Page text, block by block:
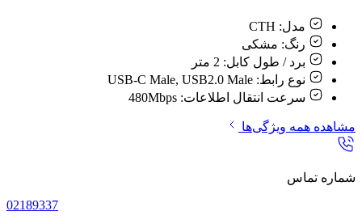
مدل: CTH
رنگ: مشکی
برد / طول کابل: 2 متر
نوع رابط: USB-C Male, USB2.0 Male
سرعت انتقال اطلاعات: 480Mbps
مشاهده همه ویژگی‌ها
شماره تماس
02189337